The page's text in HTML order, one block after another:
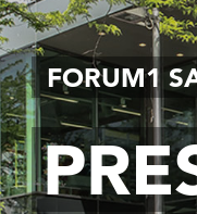
FORUM1
Fotos
Logos
Pressemappe
PRESSEKONTAKT